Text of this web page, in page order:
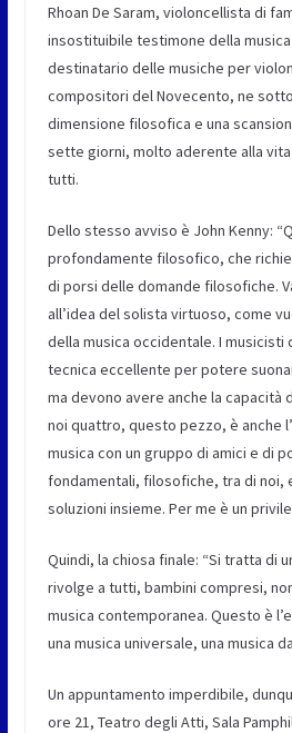
Rhoan De Saram, violoncellista di
insostituibile testimone della
destinatario delle musiche per
compositori del Novecento, ne
dimensione filosofica e una
sette giorni, molto aderente alla
tutti.
Dello stesso avviso è John Kenny:
profondamente filosofico, che
di porsi delle domande filosofiche.
all’idea del solista virtuoso, come
della musica occidentale. I musicisti
tecnica eccellente per potere
ma devono avere anche la capacità
noi quattro, questo pezzo, è anche
musica con un gruppo di amici e di
fondamentali, filosofiche, tra di noi,
soluzioni insieme. Per me è un
Quindi, la chiosa finale: “Si tratta di
rivolge a tutti, bambini compresi,
musica contemporanea. Questo è
una musica universale, una musica
Un appuntamento imperdibile,
ore 21, Teatro degli Atti, Sala